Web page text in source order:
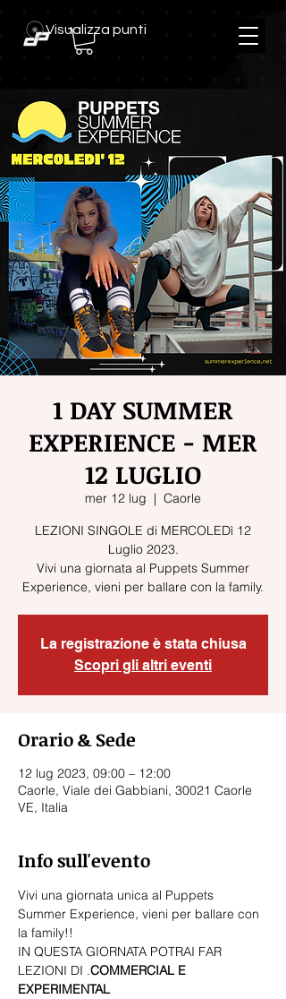
Visualizza punti
1 DAY SUMMER
EXPERIENCE - MER
12 LUGLIO
mer 12 lug
  |
Caorle
LEZIONI SINGOLE di MERCOLEDì 12
Luglio 2023.
Vivi una giornata al Puppets Summer
La registrazione è stata chiusa
Scopri gli altri eventi
Orario & Sede
12 lug 2023, 09:00 – 12:00
Caorle, Viale dei Gabbiani, 30021 Caorle
VE, Italia
Info sull'evento
Vivi una giornata unica al Puppets
Summer Experience, vieni per ballare con
la family!!
IN QUESTA GIORNATA POTRAI FAR
LEZIONI DI .COMMERCIAL E
EXPERIMENTAL